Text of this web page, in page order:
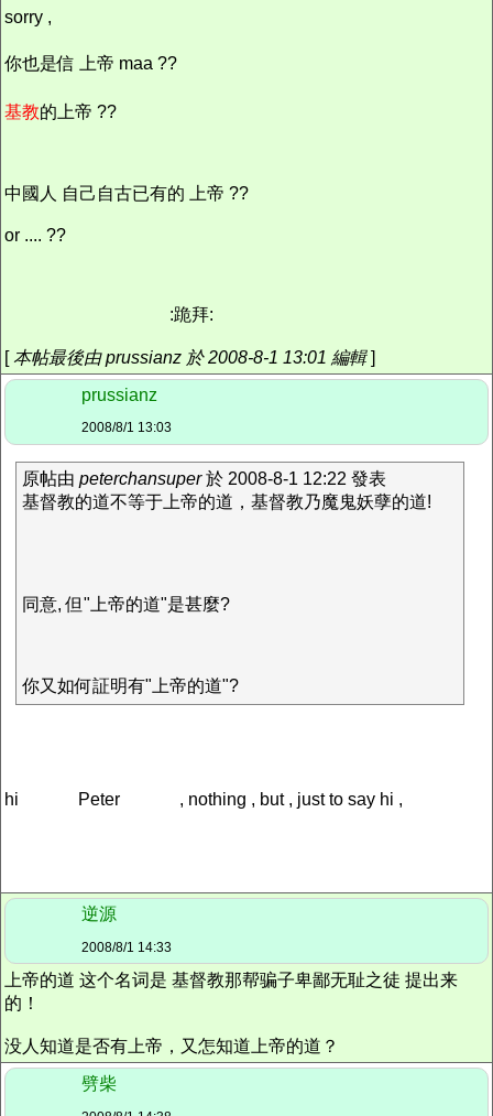
sorry ,
你也是信 上帝 maa ??
基教的上帝 ??
中國人 自己自古已有的 上帝 ??
or .... ??
:跪拜:
[本帖最後由 prussianz 於 2008-8-1 13:01 編輯]
prussianz
2008/8/1 13:03
原帖由 peterchansuper於 2008-8-1 12:22 發表
基督教的道不等于上帝的道，基督教乃魔鬼妖孽的道!
同意, 但"上帝的道"是甚麼?
你又如何証明有"上帝的道"?
hi Peter , nothing , but , just to say hi ,
逆源
2008/8/1 14:33
上帝的道 这个名词是 基督教那帮骗子卑鄙无耻之徒 提出来
的！
没人知道是否有上帝，又怎知道上帝的道？
劈柴